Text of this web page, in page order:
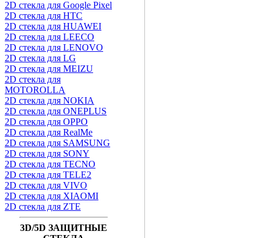
2D стекла для Google Pixel
2D стекла для HTC
2D стекла для HUAWEI
2D стекла для LEECO
2D стекла для LENOVO
2D стекла для LG
2D стекла для MEIZU
2D стекла для
MOTOROLLA
2D стекла для NOKIA
2D стекла для ONEPLUS
2D стекла для OPPO
2D стекла для RealMe
2D стекла для SAMSUNG
2D стекла для SONY
2D стекла для TECNO
2D стекла для TELE2
2D стекла для VIVO
2D стекла для XIAOMI
2D стекла для ZTE
3D/5D ЗАЩИТНЫЕ